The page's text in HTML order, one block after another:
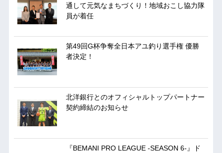
通して元気なまちづくり！地域おこし協力隊
員が着任
第49回G杯争奪全日本アユ釣り選手権 優勝
者決定！
北洋銀行とのオフィシャルトップパートナー
契約締結のお知らせ
『BEMANI PRO LEAGUE -SEASON 6-』ド